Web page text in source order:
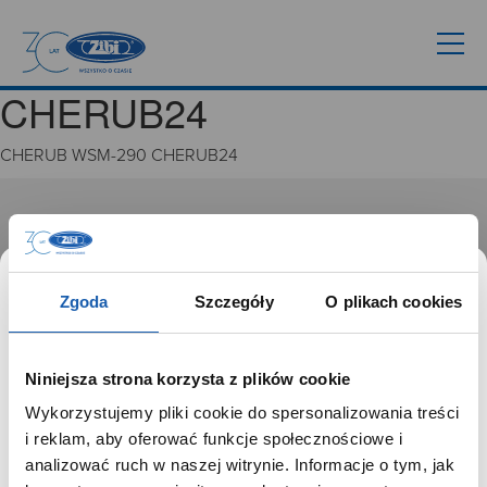
Zgoda Szczegóły O plikach cookies
Niniejsza strona korzysta z plików cookie
Wykorzystujemy pliki cookie do spersonalizowania treści
i reklam, aby oferować funkcje społecznościowe i
analizować ruch w naszej witrynie. Informacje o tym, jak
CHERUB24
CHERUB WSM-290 CHERUB24
GRUPA ZIBI
Historia
Misja, wizja i wartości Grupy Zibi
Ważne daty
Zgoda na ciasteczka
PRODUKTY
Zegarki
SZANOWNY UŻYTKOWNIKU,
SZANOWNA UŻYTKOWNICZKO